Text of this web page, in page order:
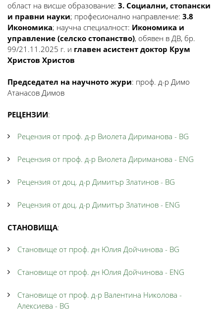
област на висше образование: 3. Социални, стопански
и правни науки; професионално направление: 3.8
Икономика; научна специалност: Икономика и
управление (селско стопанство), обявен в ДВ, бр.
99/21.11.2025 г. и главен асистент доктор Крум
Христов Христов
Председател на научното жури: проф. д-р Димо
Атанасов Димов
РЕЦЕНЗИИ:
Рецензия от проф. д-р Виолета Дириманова - BG
Рецензия от проф. д-р Виолета Дириманова - ENG
Рецензия от доц. д-р Димитър Златинов - BG
Рецензия от доц. д-р Димитър Златинов - ENG
СТАНОВИЩА:
Становище от проф. дн Юлия Дойчинова - BG
Становище от проф. дн Юлия Дойчинова - ENG
Становище от проф. д-р Валентина Николова -
Алексиева - BG